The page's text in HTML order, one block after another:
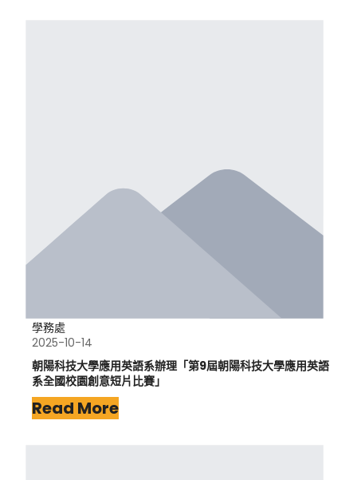
學務處
2025-10-14
朝陽科技大學應用英語系辦理「第9屆朝陽科技大學應用英語
系全國校園創意短片比賽」
Read More